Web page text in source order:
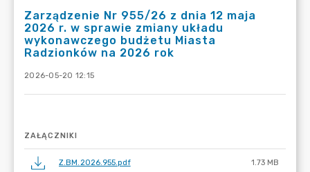
Zarządzenie Nr 955/26 z dnia 12 maja
2026 r. w sprawie zmiany układu
wykonawczego budżetu Miasta
Radzionków na 2026 rok
2026-05-20 12:15
ZAŁĄCZNIKI
Z.BM.2026.955.pdf 1.73 MB